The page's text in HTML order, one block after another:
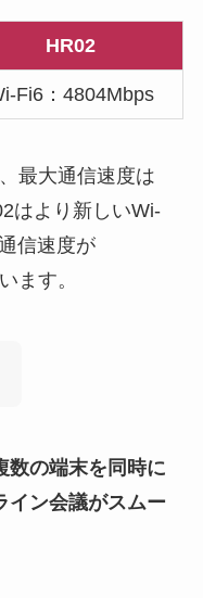
HR02
Fi6：4804Mbps
最大通信速度は
はより新しいWi-
信速度が
ます。
数の端末を同時に
イン会議がスムー